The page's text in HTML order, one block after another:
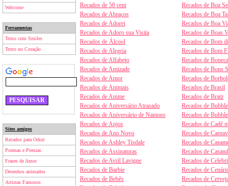
Welcome
Ferramentas
Texto com Smiles
Texto no Coração
Sites amigos
Recados para Orkut
Poemas e Poesias
Frases de Amor
Desenhos animados
Artistas Famosos
Recados de 50 cent
Recados de Abraços
Recados de Adorei
Recados de Adoro sua Visita
Recados de Álcool
Recados de Alegria
Recados de Alfabeto
Recados de Amizade
Recados de Amor
Recados de Animais
Recados de Anime
Recados de Aniversário Atrasado
Recados de Aniversário de Namoro
Recados de Anjos
Recados de Ano Novo
Recados de Ashley Tisdale
Recados de Assinaturas
Recados de Avril Lavigne
Recados de Barbie
Recados de Bebês
Recados de Boa
Recados de Boa
Recados de Boa
Recados de Boas
Recados de Bom
Recados de Bom
Recados de
Recados de Bons
Recados de
Recados de Brasil
Recados de Bratz
Recados de
Recados de
Recados de Cadê
Recados de
Recados de
Recados de
Recados de
Recados de
Recados de